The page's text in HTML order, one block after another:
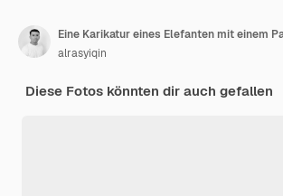
Eine Karikatur eines Elefanten mit einem
alrasyiqin
Diese Fotos könnten dir auch gefallen